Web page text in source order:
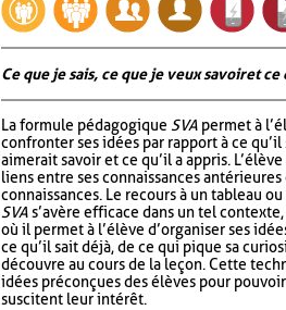
Ce que je sais, ce que je veux savoir et ce
La formule pédagogique SVA permet à
confronter ses idées par rapport à ce qu’il
aimerait savoir et ce qu’il a appris.
liens entre ses connaissances
connaissances. Le recours à un tableau
SVAs’avère efficace dans un tel
où il permet à l’élève d’organiser ses
ce qu’il sait déjà, de ce qui pique sa
découvre au cours de la leçon. Cette
idées préconçues des élèves pour
suscitent leur intérêt.